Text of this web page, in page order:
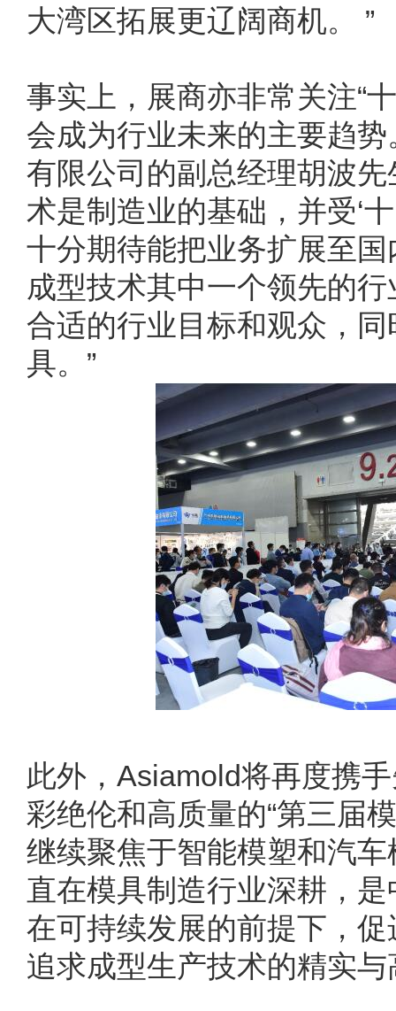
大湾区拓展更辽阔商机。 ”
事实上，展商亦非常关注“
会成为行业未来的主要趋
有限公司的副总经理胡波
术是制造业的基础，并受‘
十分期待能把业务扩展至
成型技术其中一个领先的
合适的行业目标和观众，
具。”
此外，Asiamold将再度携
彩绝伦和高质量的“第三届
继续聚焦于智能模塑和汽
直在模具制造行业深耕，
在可持续发展的前提下，
追求成型生产技术的精实与